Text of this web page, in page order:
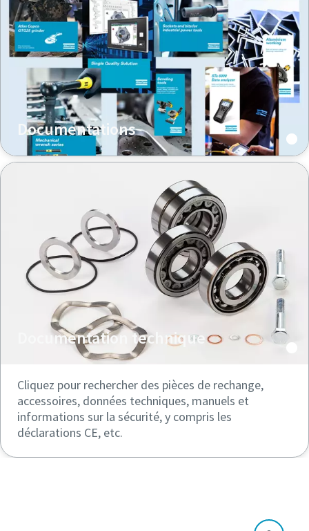
Documentations
Documentation technique
Cliquez pour rechercher des pièces de rechange,
accessoires, données techniques, manuels et
informations sur la sécurité, y compris les
déclarations CE, etc.